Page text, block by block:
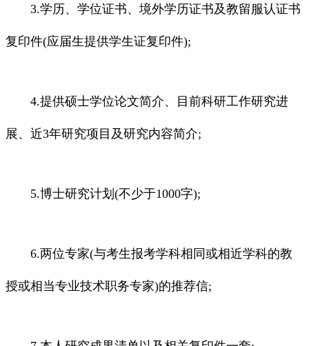
3.学历、学位证书、境外学历证书及教留服认证书
复印件(应届生提供学生证复印件);
4.提供硕士学位论文简介、目前科研工作研究进
展、近3年研究项目及研究内容简介;
5.博士研究计划(不少于1000字);
6.两位专家(与考生报考学科相同或相近学科的教
授或相当专业技术职务专家)的推荐信;